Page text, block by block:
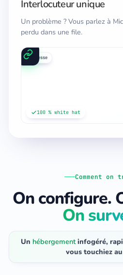
Interlocuteur unique
Un problème ? Vous parlez à
perdu dans une file.
presse
100 % white hat
Comment
On configure.
On
Un hébergementinfogéré,
vous touchiez